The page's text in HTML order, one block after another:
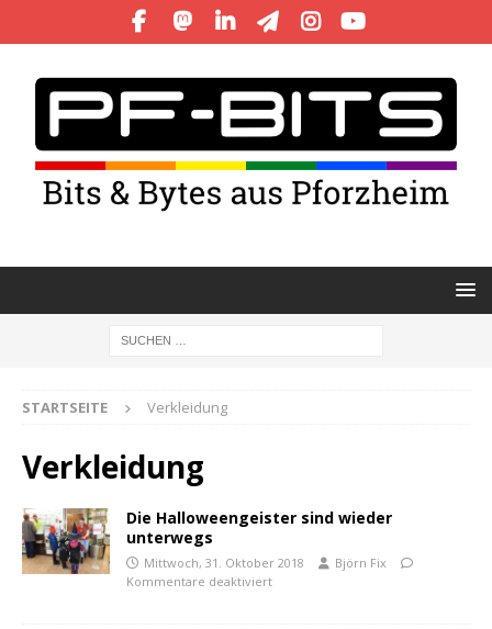
STARTSEITE Verkleidung
Verkleidung
Die Halloweengeister sind wieder
unterwegs
Mittwoch, 31. Oktober 2018
Björn Fix
Kommentare deaktiviert